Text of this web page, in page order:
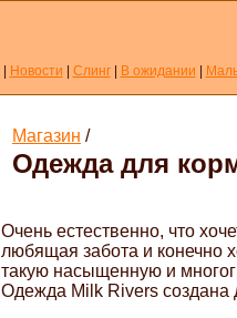
Новости Слинг| В ожидании
Магазин /
Одежда для
Очень естественно, что
любящая забота и конечно
такую насыщенную и
Одежда Milk Rivers создана